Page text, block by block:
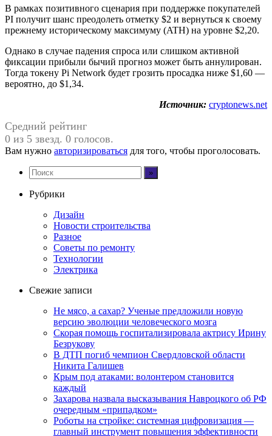
В рамках позитивного сценария при поддержке покупателей
PI получит шанс преодолеть отметку $2 и вернуться к своему
прежнему историческому максимуму (ATH) на уровне $2,20.
Однако в случае падения спроса или слишком активной
фиксации прибыли бычий прогноз может быть аннулирован.
Тогда токену Pi Network будет грозить просадка ниже $1,60 —
вероятно, до $1,34.
Источник: cryptonews.net
Средний рейтинг
0 из 5 звезд. 0 голосов.
Вам нужно авторизироваться для того, чтобы проголосовать.
Рубрики
Дизайн
Новости строительства
Разное
Советы по ремонту
Технологии
Электрика
Свежие записи
Не мясо, а сахар? Ученые предложили новую
версию эволюции человеческого мозга
Скорая помощь госпитализировала актрису Ирину
Безрукову
В ДТП погиб чемпион Свердловской области
Никита Галишев
Крым под атаками: волонтером становится
каждый
Захарова назвала высказывания Навроцкого об РФ
очередным «припадком»
Роботы на стройке: системная цифровизация —
главный инструмент повышения эффективности